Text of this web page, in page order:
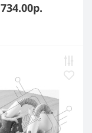
734.00р.